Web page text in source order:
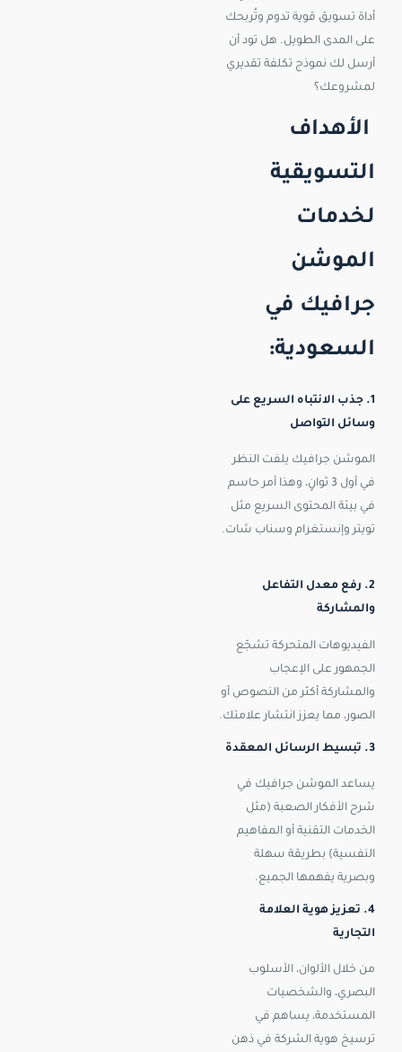
أداة تسويق قوية تدوم وتُربحك
على المدى الطويل. هل تود أن
أرسل لك نموذج تكلفة تقديري
لمشروعك؟
الأهداف
التسويقية
لخدمات
الموشن
جرافيك في
السعودية:
1. جذب الانتباه السريع على
وسائل التواصل
الموشن جرافيك يلفت النظر
في أول 3 ثوانٍ، وهذا أمر حاسم
في بيئة المحتوى السريع مثل
تويتر وإنستغرام وسناب شات.
2. رفع معدل التفاعل
والمشاركة
الفيديوهات المتحركة تشجّع
الجمهور على الإعجاب
والمشاركة أكثر من النصوص أو
الصور، مما يعزز انتشار علامتك.
3. تبسيط الرسائل المعقدة
يساعد الموشن جرافيك في
شرح الأفكار الصعبة (مثل
الخدمات التقنية أو المفاهيم
النفسية) بطريقة سهلة
وبصرية يفهمها الجميع.
4. تعزيز هوية العلامة
التجارية
من خلال الألوان، الأسلوب
البصري، والشخصيات
المستخدمة، يساهم في
ترسيخ هوية الشركة في ذهن